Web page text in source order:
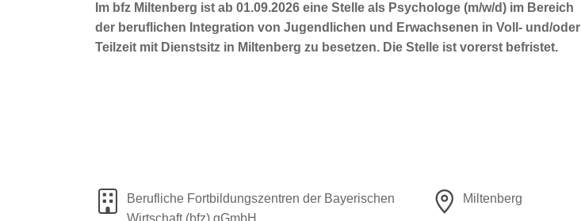
Im bfz Miltenberg ist ab 01.09.2026 eine Stelle als Psychologe (m/w/d) im Bereich
der beruflichen Integration von Jugendlichen und Erwachsenen in Voll- und/oder
Teilzeit mit Dienstsitz in Miltenberg zu besetzen. Die Stelle ist vorerst befristet.
Berufliche Fortbildungszentren der Bayerischen
Miltenberg